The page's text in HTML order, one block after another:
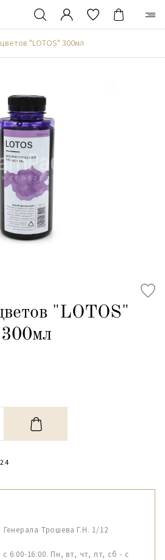
"LOTOS" 300мл
"LOTOS"
Трошева Г.Н. 1/12
6:00-16:00. Пн, вт, чт, пт, сб - с